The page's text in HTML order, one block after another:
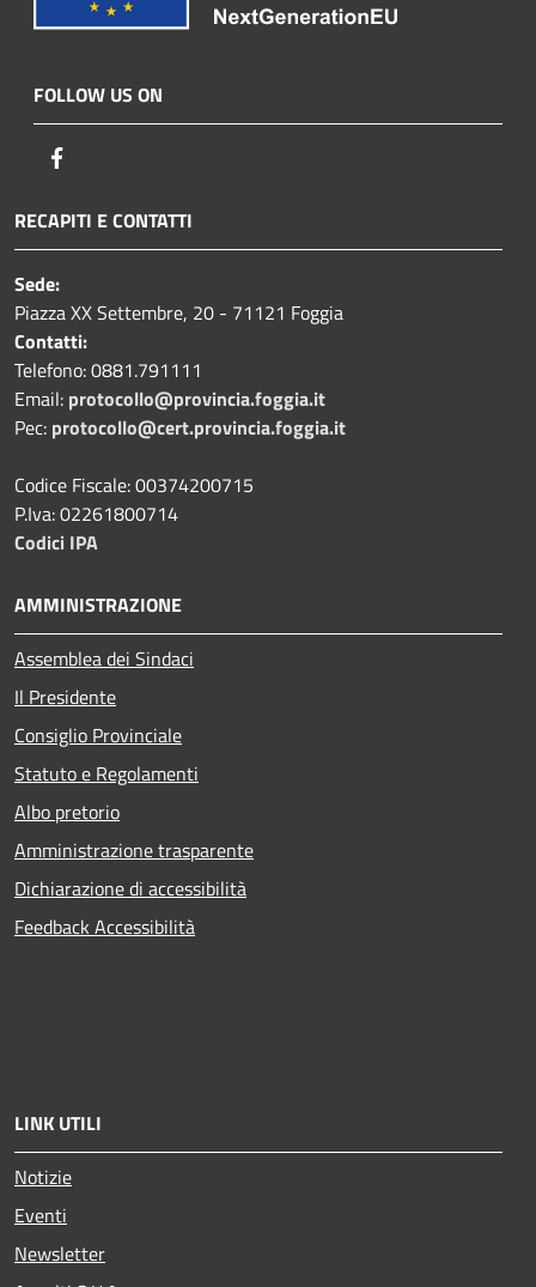
FOLLOW US ON
RECAPITI E CONTATTI
Sede:
Piazza XX Settembre, 20 - 71121 Foggia
Contatti:
Telefono: 0881.791111
Email: protocollo@provincia.foggia.it
Pec: protocollo@cert.provincia.foggia.it
Codice Fiscale: 00374200715
P.Iva: 02261800714
Codici IPA
AMMINISTRAZIONE
Assemblea dei Sindaci
Il Presidente
Consiglio Provinciale
Statuto e Regolamenti
Albo pretorio
Amministrazione trasparente
Dichiarazione di accessibilità
Feedback Accessibilità
LINK UTILI
Notizie
Eventi
Newsletter